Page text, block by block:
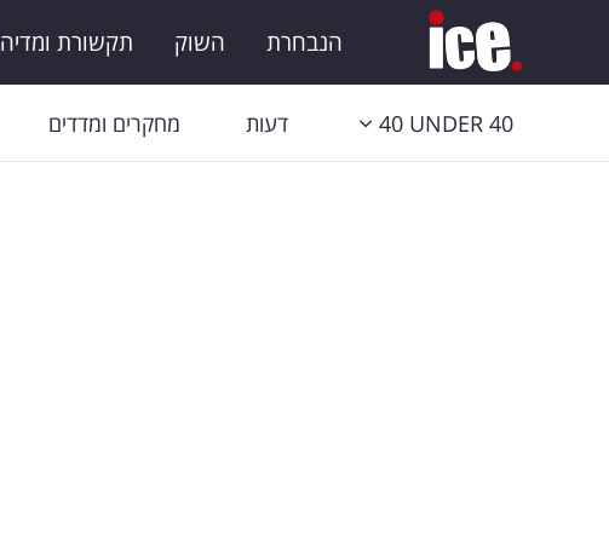
הנבחרת השוק תקשורת ומדיה
40 UNDER 40 דעות מחקרים ומדדים